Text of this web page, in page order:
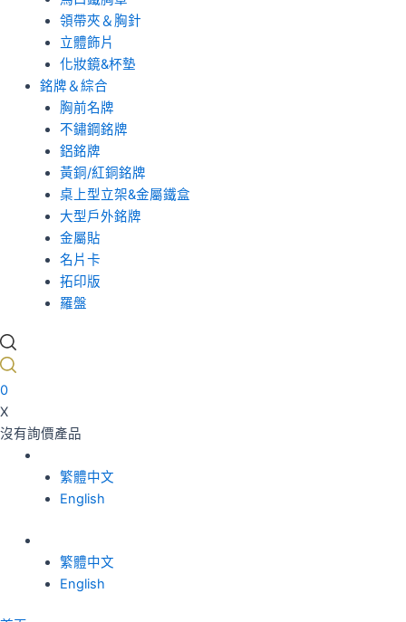
領帶夾＆胸針
立體飾片
化妝鏡&杯墊
銘牌＆綜合
胸前名牌
不鏽鋼銘牌
鋁銘牌
黃銅/紅銅銘牌
桌上型立架&金屬鐵盒
大型戶外銘牌
金屬貼
名片卡
拓印版
羅盤
0
X
沒有詢價產品
繁體中文
English
繁體中文
English